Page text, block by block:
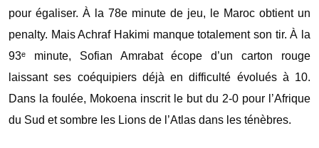
pour égaliser. À la 78e minute de jeu, le Maroc obtient un
penalty. Mais Achraf Hakimi manque totalement son tir. À la
93ᵉ minute, Sofian Amrabat écope d’un carton rouge
laissant ses coéquipiers déjà en difficulté évolués à 10.
Dans la foulée, Mokoena inscrit le but du 2-0 pour l’Afrique
du Sud et sombre les Lions de l’Atlas dans les ténèbres.